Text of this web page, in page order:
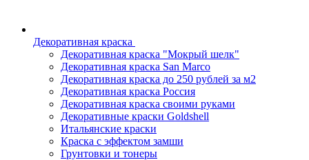
Декоративная краска
Декоративная краска "Мокрый шелк"
Декоративная краска San Marco
Декоративная краска до 250 рублей за м2
Декоративная краска Россия
Декоративная краска своими руками
Декоративные краски Goldshell
Итальянские краски
Краска с эффектом замши
Грунтовки и тонеры